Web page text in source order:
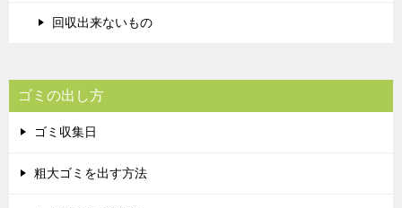
回収出来ないもの
ゴミの出し方
ゴミ収集日
粗大ゴミを出す方法